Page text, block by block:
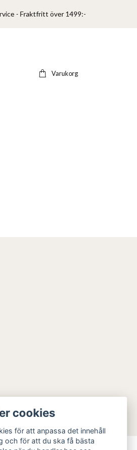
- Fraktfritt över 1499:-
Varukorg
cookies
för att anpassa det innehåll
och för att du ska få bästa